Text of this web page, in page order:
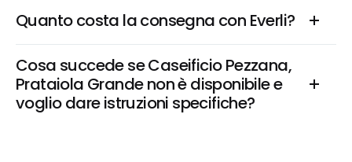
Quanto costa la consegna con Everli?
Cosa succede se Caseificio Pezzana,
Prataiola Grande non è disponibile e
voglio dare istruzioni specifiche?